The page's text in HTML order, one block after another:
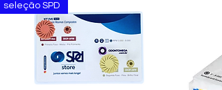
seleção SPD